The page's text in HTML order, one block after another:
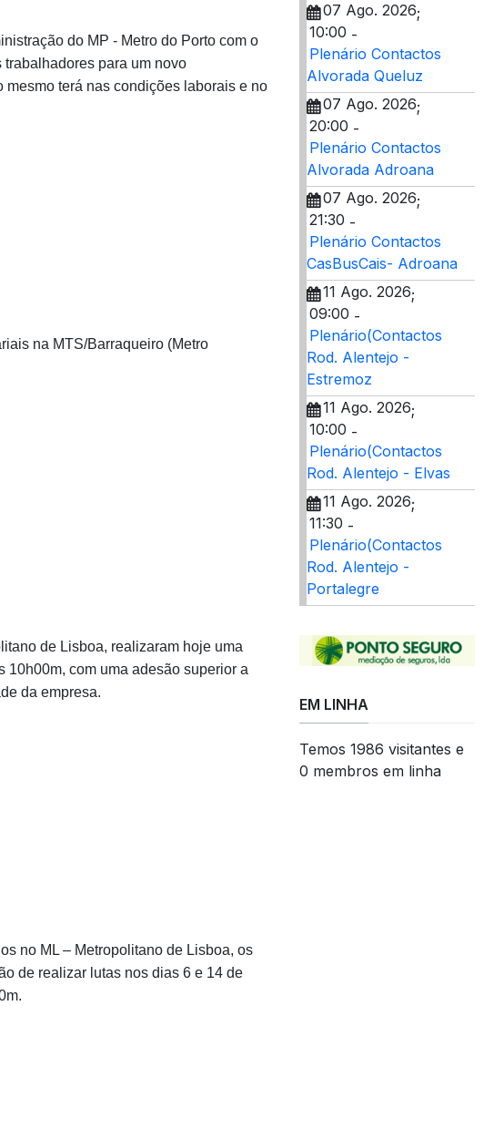
do MP - Metro do Porto com o
para um novo
terá nas condições laborais e no
na MTS/Barraqueiro (Metro
de Lisboa, realizaram hoje uma
10h00m, com uma adesão superior a
da empresa.
no ML – Metropolitano de Lisboa, os
de realizar lutas nos dias 6 e 14 de
07 Ago. 2026;
10:00 -
Plenário Contactos
Alvorada Queluz
07 Ago. 2026;
20:00 -
Plenário Contactos
Alvorada Adroana
07 Ago. 2026;
21:30 -
Plenário Contactos
CasBusCais- Adroana
11 Ago. 2026;
09:00 -
Plenário(Contactos
Rod. Alentejo -
Estremoz
11 Ago. 2026;
10:00 -
Plenário(Contactos
Rod. Alentejo - Elvas
11 Ago. 2026;
11:30 -
Plenário(Contactos
Rod. Alentejo -
Portalegre
EM LINHA
Temos 1986 visitantes e
0 membros em linha